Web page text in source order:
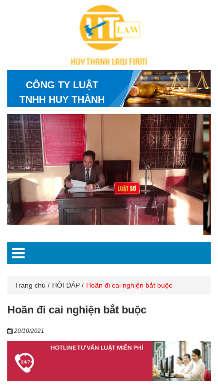
CÔNG TY LUẬT
TNHH HUY THÀNH
Trang chủ HỎI ĐÁP Hoãn đi cai nghiện bắt buộc
Hoãn đi cai nghiện bắt buộc
20/10/2021